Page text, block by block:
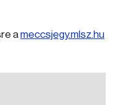
ameccsjegy.mlsz.hu